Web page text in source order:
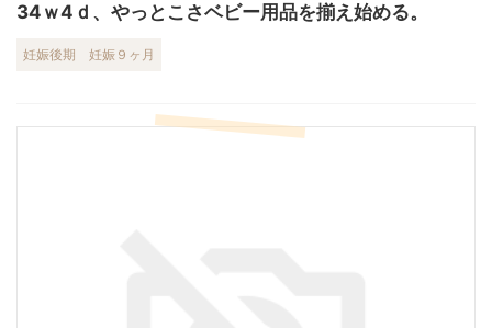
34ｗ4ｄ、やっとこさベビー用品を揃え始める。
妊娠後期 妊娠９ヶ月